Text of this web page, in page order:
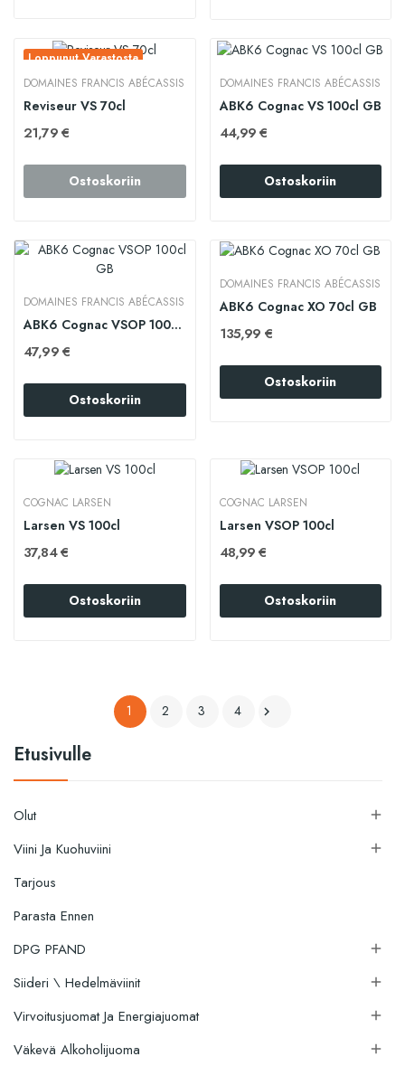
Etusivulle
Olut 
Viini Ja Kuohuviini 
Tarjous
Parasta Ennen
DPG PFAND

Siideri \ Hedelmäviinit 
Virvoitusjuomat Ja Energiajuomat 
Väkevä Alkoholijuoma 
Loppunut Varastosta
DOMAINES FRANCIS ABÉCASSIS
Reviseur VS 70cl
21,79 €
Ostoskoriin
DOMAINES FRANCIS ABÉCASSIS
ABK6 Cognac VS 100cl GB
44,99 €
Ostoskoriin
DOMAINES FRANCIS ABÉCASSIS
ABK6 Cognac VSOP 100cl GB
47,99 €
Ostoskoriin
DOMAINES FRANCIS ABÉCASSIS
ABK6 Cognac XO 70cl GB
135,99 €
Ostoskoriin
COGNAC LARSEN
Larsen VS 100cl
37,84 €
Ostoskoriin
COGNAC LARSEN
Larsen VSOP 100cl
48,99 €
Ostoskoriin
1 2 3 4 